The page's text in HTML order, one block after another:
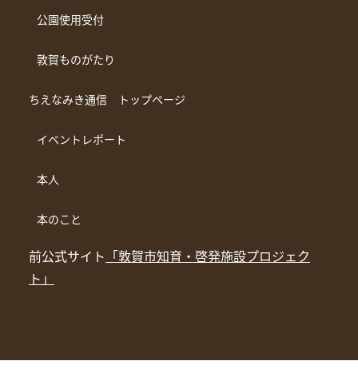
公園使用受付
敦賀ものがたり
ちえなみき通信 トップページ
イベントレポート
本人
本のこと
前公式サイト 「敦賀市知育・啓発施設プロジェク
ト」